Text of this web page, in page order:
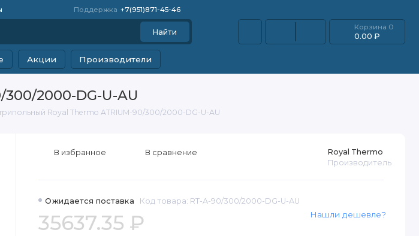
Поддержка +7(951)871-45-46
Найти
Корзина 0
0.00 ₽
Акции Производители
2000-DG-U-AU
Royal Thermo ATRIUM-90/300/2000-DG-U-AU
Ожидается поставка Код товара: RT-A-90/300/2000-DG-U-AU
Royal Thermo
Производитель
35637.35 ₽ Нашли дешевле?
В избранное В сравнение